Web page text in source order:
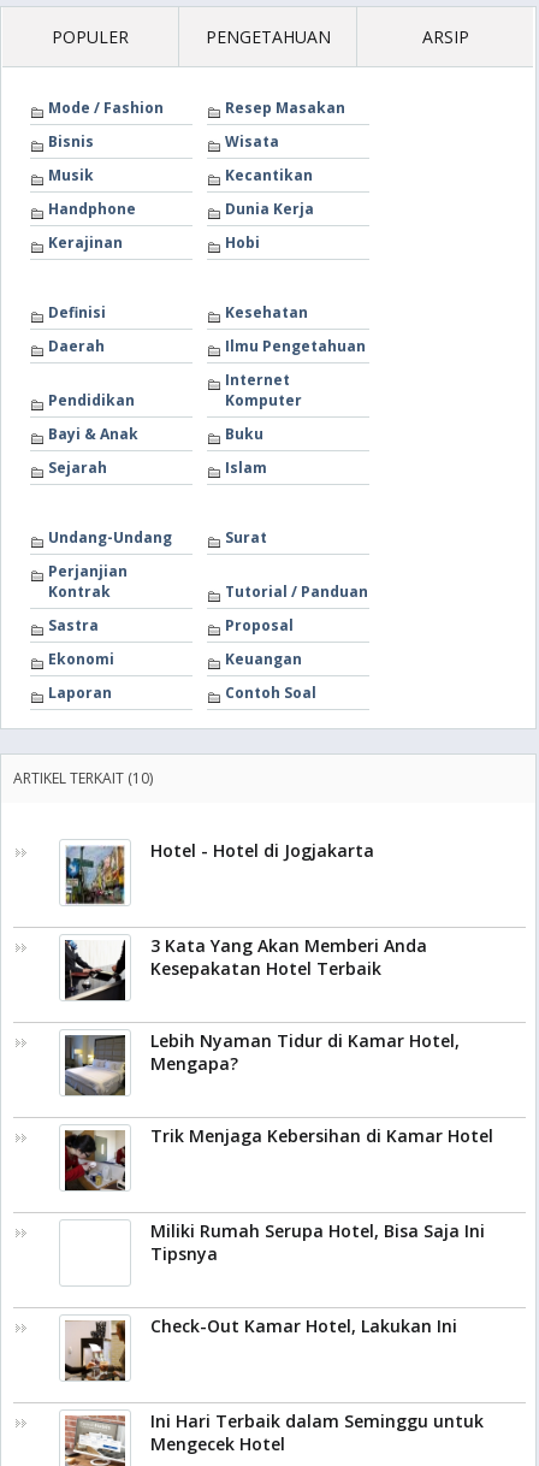
POPULER PENGETAHUAN ARSIP
Mode / Fashion
Resep Masakan
Bisnis
Wisata
Musik
Kecantikan
Handphone
Dunia Kerja
Kerajinan
Hobi
Definisi
Kesehatan
Daerah
Ilmu Pengetahuan
Pendidikan
Internet
Komputer
Bayi & Anak
Buku
Sejarah
Islam
Undang-Undang
Surat
Perjanjian
Kontrak
Tutorial / Panduan
Sastra
Proposal
Ekonomi
Keuangan
Laporan
Contoh Soal
ARTIKEL TERKAIT (10)
Hotel - Hotel di Jogjakarta
3 Kata Yang Akan Memberi Anda
Kesepakatan Hotel Terbaik
Lebih Nyaman Tidur di Kamar Hotel,
Mengapa?
Trik Menjaga Kebersihan di Kamar Hotel
Miliki Rumah Serupa Hotel, Bisa Saja Ini
Tipsnya
Check-Out Kamar Hotel, Lakukan Ini
Ini Hari Terbaik dalam Seminggu untuk
Mengecek Hotel